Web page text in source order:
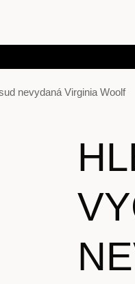
nevydaná Virginia Woolf